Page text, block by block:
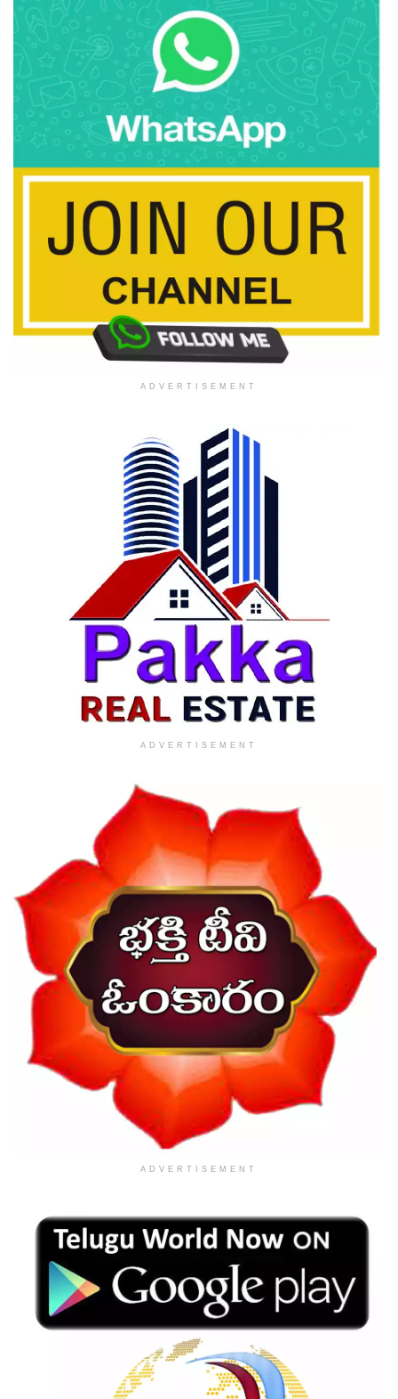
ADVERTISEMENT
ADVERTISEMENT
ADVERTISEMENT